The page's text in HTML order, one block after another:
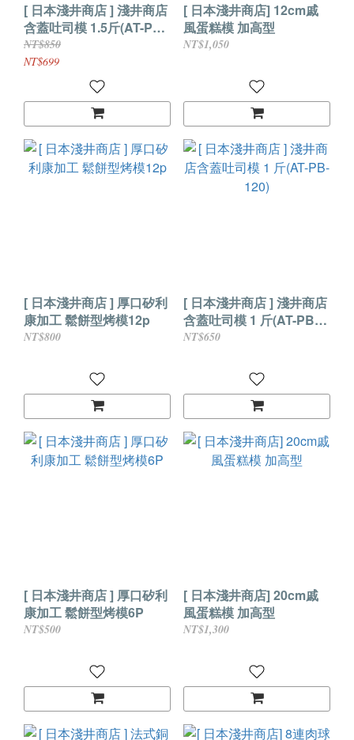
[ 日本淺井商店 ] 淺井商店
含蓋吐司模 1.5斤(AT-PB-
200)
NT$850
NT$699
[ 日本淺井商店] 12cm戚
風蛋糕模 加高型
NT$1,050
[ 日本淺井商店 ] 厚口矽利
康加工 鬆餅型烤模12p
NT$800
[ 日本淺井商店 ] 淺井商店
含蓋吐司模 1 斤(AT-PB-
120)
NT$650
[ 日本淺井商店 ] 厚口矽利
康加工 鬆餅型烤模6P
NT$500
[ 日本淺井商店] 20cm戚
風蛋糕模 加高型
NT$1,300